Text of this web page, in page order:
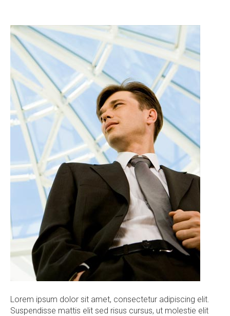
Lorem ipsum dolor sit amet, consectetur adipiscing elit.
Suspendisse mattis elit sed risus cursus, ut molestie elit